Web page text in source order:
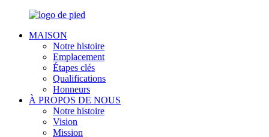
MAISON
Notre histoire
Emplacement
Étapes clés
Qualifications
Honneurs
À PROPOS DE NOUS
Notre histoire
Vision
Mission